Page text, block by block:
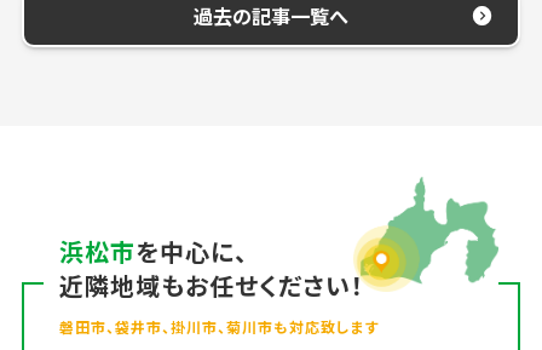
過去の記事一覧へ
浜松市を中心に、
近隣地域もお任せください！
磐田市、袋井市、掛川市、菊川市も対応致します